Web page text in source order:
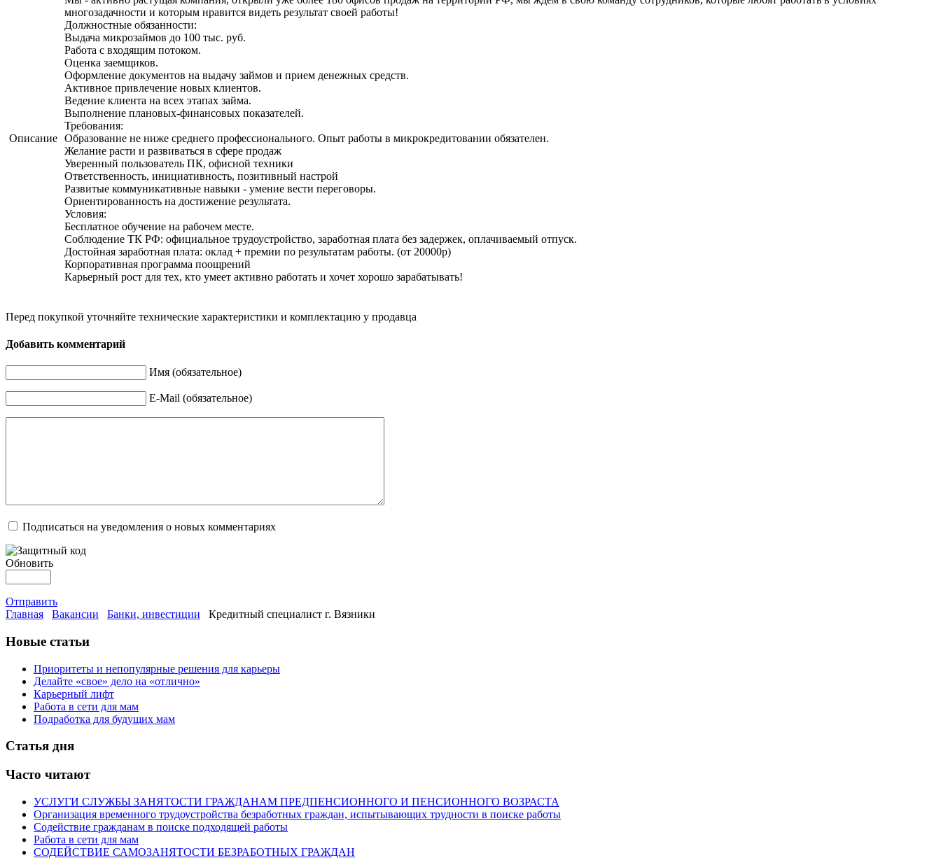
Описание
многозадачности и которым нравится видеть результат своей работы!
Должностные обязанности:
Выдача микрозаймов до 100 тыс. руб.
Работа с входящим потоком.
Оценка заемщиков.
Оформление документов на выдачу займов и прием денежных средств.
Активное привлечение новых клиентов.
Ведение клиента на всех этапах займа.
Выполнение плановых-финансовых показателей.
Требования:
Образование не ниже среднего профессионального. Опыт работы в микрокредитовании обязателен.
Желание расти и развиваться в сфере продаж
Уверенный пользователь ПК, офисной техники
Ответственность, инициативность, позитивный настрой
Развитые коммуникативные навыки - умение вести переговоры.
Ориентированность на достижение результата.
Условия:
Бесплатное обучение на рабочем месте.
Соблюдение ТК РФ: официальное трудоустройство, заработная плата без задержек, оплачиваемый отпуск.
Достойная заработная плата: оклад + премии по результатам работы. (от 20000р)
Корпоративная программа поощрений
Карьерный рост для тех, кто умеет активно работать и хочет хорошо зарабатывать!
Перед покупкой уточняйте технические характеристики и комплектацию у продавца
Добавить комментарий
Имя (обязательное)
E-Mail (обязательное)
Подписаться на уведомления о новых комментариях
Обновить
Отправить
Главная
Вакансии Банки, инвестиции Кредитный специалист г. Вязники
Новые статьи
Приоритеты и непопулярные решения для карьеры
Делайте «свое» дело на «отлично»
Карьерный лифт
Работа в сети для мам
Подработка для будущих мам
Статья дня
Часто читают
УСЛУГИ СЛУЖБЫ ЗАНЯТОСТИ ГРАЖДАНАМ ПРЕДПЕНСИОННОГО И ПЕНСИОННОГО ВОЗРАСТА
Организация временного трудоустройства безработных граждан, испытывающих трудности в поиске работы
Содействие гражданам в поиске подходящей работы
Работа в сети для мам
СОДЕЙСТВИЕ САМОЗАНЯТОСТИ БЕЗРАБОТНЫХ ГРАЖДАН